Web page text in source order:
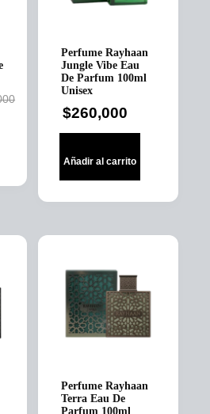
Perfume Rayhaan
Jungle Vibe Eau
De Parfum 100ml
Unisex
$260,000
Añadir al carrito
Perfume Rayhaan
Terra Eau De
Parfum 100ml